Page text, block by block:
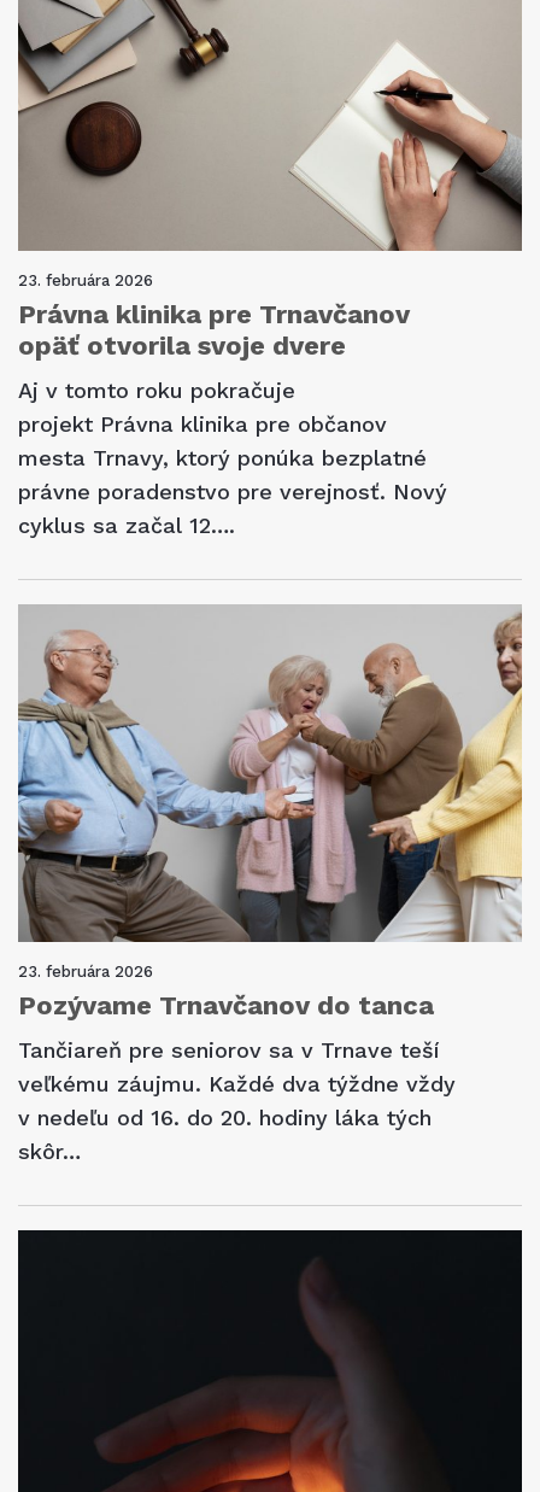
23. februára 2026
Právna klinika pre Trnavčanov
opäť otvorila svoje dvere
Aj v tomto roku pokračuje
projekt Právna klinika pre občanov
mesta Trnavy, ktorý ponúka bezplatné
právne poradenstvo pre verejnosť. Nový
cyklus sa začal 12….
23. februára 2026
Pozývame Trnavčanov do tanca
Tančiareň pre seniorov sa v Trnave teší
veľkému záujmu. Každé dva týždne vždy
v nedeľu od 16. do 20. hodiny láka tých
skôr…